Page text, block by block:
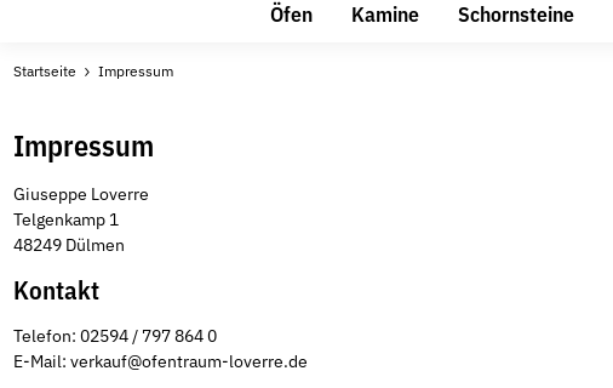
Öfen Kamine Schornsteine
Startseite Impressum
Impressum
Giuseppe Loverre
Telgenkamp 1
48249 Dülmen
Kontakt
Telefon:02594 / 797 864 0
E-Mail: verkauf@ofentraum-loverre.de